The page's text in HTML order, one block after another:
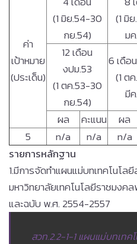
ค่า
เป้าหมาย
(ประเด็น)
(1 มิย.54-30
กย.54)
(1 มิ
ม
12 เดือน
งปม.53
(1 ตค.53-30
กย.54)
6 เดือ
(1 ต
มี
ผล คะแนน ผล
5 n/a n/a n/a
รายการหลักฐาน
1.มีการจัดทำแผนแม่บทเทคโนโล
มหาวิทยาลัยเทคโนโลยีราชมง
และฉบับ พ.ศ. 2554-2557
สวท.2.2-1-1 แผนแม่บทเทค